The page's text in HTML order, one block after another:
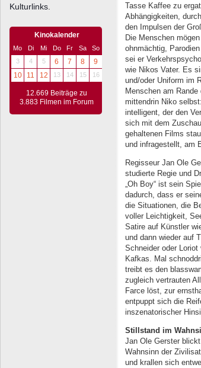
Kulturlinks.
Kinokalender
Mo Di Mi Do Fr Sa
So
3
4 5 6 7 8
9
10
11 12 13 14 15 16
12.669 Beiträge zu
3.883 Filmen im Forum
Tasse Kaffee zu
Abhängigkeiten,
den Impulsen der
Die Menschen
ohnmächtig,
sei er
wie Nikos Vater. Es
und/oder Uniform im
Menschen am
mittendrin Niko
intelligent, der den
sich mit dem
gehaltenen Films
und infragestellt, am
Regisseur Jan Ole
studierte Regie und
„Oh Boy“ ist sein
dadurch, dass er
die Situationen, die
voller Leichtigkeit,
Satire auf Künstler
und dann wieder auf
Schneider oder
Kafkas. Mal
treibt es den
zugleich vertrauten
Farce löst, zur
entpuppt sich die
inszenatorischer
Stillstand im
Jan Ole Gerster
Wahnsinn der
und krallen sich